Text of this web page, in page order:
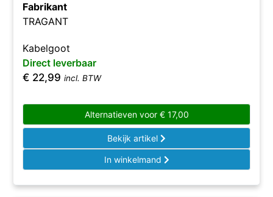
Fabrikant
TRAGANT
Kabelgoot
Direct leverbaar
€ 22,99 incl. BTW
Alternatieven voor €17,00
Bekijk artikel
In winkelmand